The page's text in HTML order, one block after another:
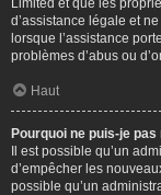
Limited et que les
d’assistance légale et
lorsque l’assistance
problèmes d’abus ou
Haut
Pourquoi ne puis-je pas
Il est possible qu’un
d’empêcher les
possible qu’un